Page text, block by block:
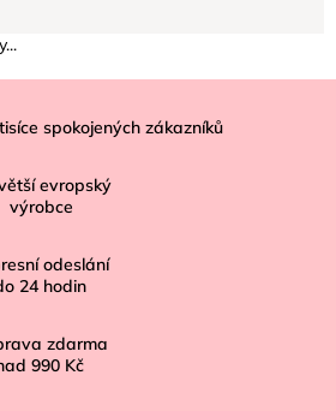
spokojených zákazníků
evropský
výrobce
odeslání
24 hodin
zdarma
990 Kč